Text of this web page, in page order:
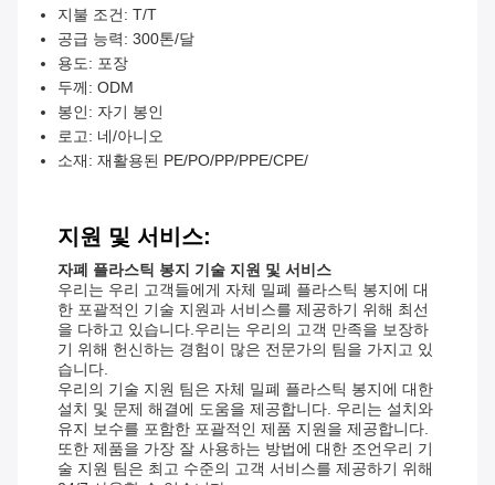
지불 조건: T/T
공급 능력: 300톤/달
용도: 포장
두께: ODM
봉인: 자기 봉인
로고: 네/아니오
소재: 재활용된 PE/PO/PP/PPE/CPE/
지원 및 서비스:
자폐 플라스틱 봉지 기술 지원 및 서비스
우리는 우리 고객들에게 자체 밀폐 플라스틱 봉지에 대
한 포괄적인 기술 지원과 서비스를 제공하기 위해 최선
을 다하고 있습니다.우리는 우리의 고객 만족을 보장하
기 위해 헌신하는 경험이 많은 전문가의 팀을 가지고 있
습니다.
우리의 기술 지원 팀은 자체 밀폐 플라스틱 봉지에 대한
설치 및 문제 해결에 도움을 제공합니다. 우리는 설치와
유지 보수를 포함한 포괄적인 제품 지원을 제공합니다.
또한 제품을 가장 잘 사용하는 방법에 대한 조언우리 기
술 지원 팀은 최고 수준의 고객 서비스를 제공하기 위해